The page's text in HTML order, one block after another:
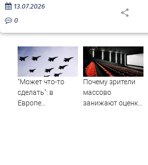
13.07.2026
0
"Может что-то
сделать": в
Европе
Почему зрители
массово
занижают оценки